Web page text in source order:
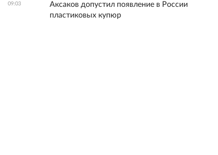
09:03
Аксаков допустил появление в России
пластиковых купюр